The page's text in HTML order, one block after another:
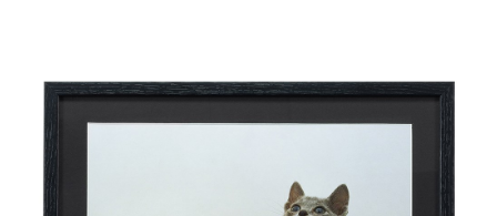
シンプルな写真額。モノトーンスタイルや北欧モ
ダンなど、様々なデザインと相性が良いフレーム